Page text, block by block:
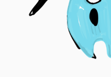
読みたい本が
見つかる